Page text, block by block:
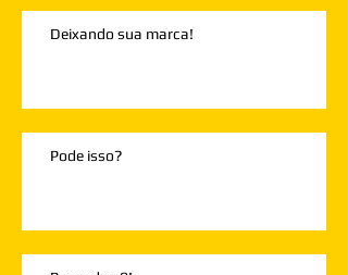
Deixando sua marca!
Pode isso?